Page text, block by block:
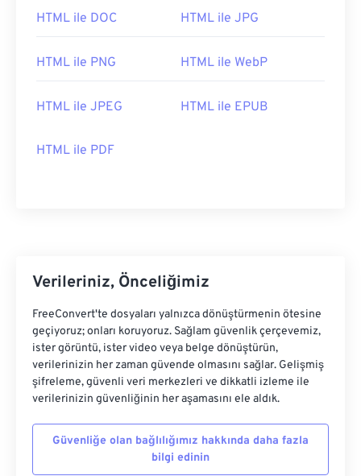
HTML ile DOC HTML ile JPG
HTML ile PNG HTML ile WebP
HTML ile JPEG HTML ile EPUB
HTML ile PDF
Verileriniz, Önceliğimiz
FreeConvert'te dosyaları yalnızca dönüştürmenin ötesine
geçiyoruz; onları koruyoruz. Sağlam güvenlik çerçevemiz,
ister görüntü, ister video veya belge dönüştürün,
verilerinizin her zaman güvende olmasını sağlar. Gelişmiş
şifreleme, güvenli veri merkezleri ve dikkatli izleme ile
verilerinizin güvenliğinin her aşamasını ele aldık.
Güvenliğe olan bağlılığımız hakkında daha fazla
bilgi edinin